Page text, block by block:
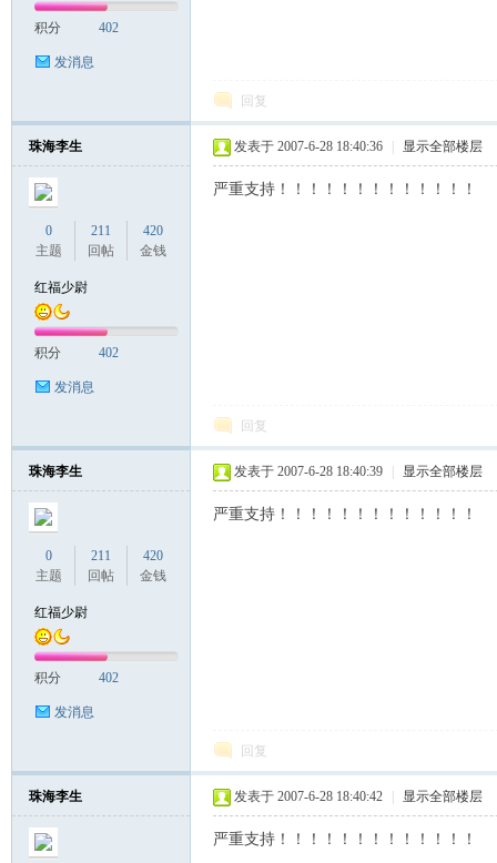
积分 402
发消息
回复
珠海李生
0
主题
211
回帖
420
金钱
红福少尉
积分 402
发消息
发表于 2007-6-28 18:40:36 显示全部楼层
严重支持！！！！！！！！！！！！！
回复
珠海李生
0
主题
211
回帖
420
金钱
红福少尉
积分 402
发消息
发表于 2007-6-28 18:40:39 显示全部楼层
严重支持！！！！！！！！！！！！！
回复
珠海李生 发表于 2007-6-28 18:40:42 显示全部楼层
严重支持！！！！！！！！！！！！！